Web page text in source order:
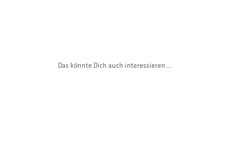
Das könnte Dich auch interessieren ...